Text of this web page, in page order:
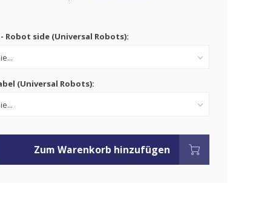
Robot side (Universal Robots):
(Universal Robots):
Zum Warenkorb hinzufügen